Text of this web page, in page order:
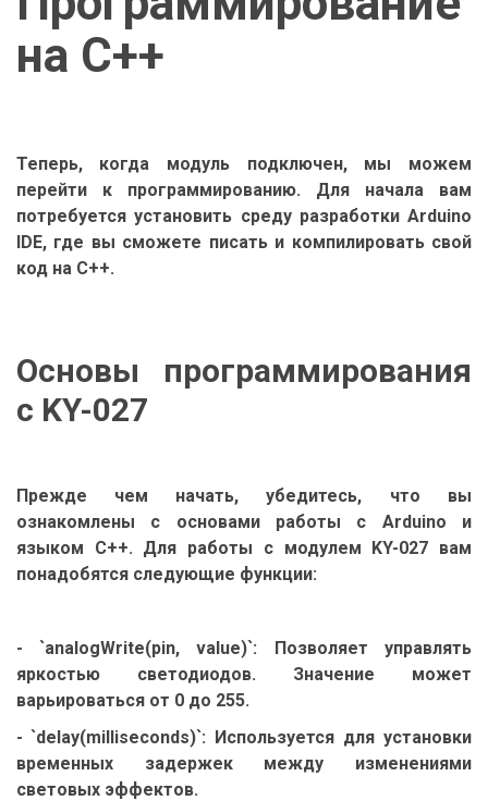
на C++
Теперь, когда модуль подключен, мы можем
перейти к программированию. Для начала вам
потребуется установить среду разработки Arduino
IDE, где вы сможете писать и компилировать свой
код на C++.
Основы программирования
с KY-027
Прежде чем начать, убедитесь, что вы
ознакомлены с основами работы с Arduino и
языком C++. Для работы с модулем KY-027 вам
понадобятся следующие функции:
- `analogWrite(pin, value)`: Позволяет управлять
яркостью светодиодов. Значение может
варьироваться от 0 до 255.
- `delay(milliseconds)`: Используется для установки
временных задержек между изменениями
световых эффектов.